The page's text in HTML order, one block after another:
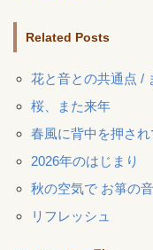
Related Posts
花と音との共通点 /
桜、また来年
春風に背中を押され
2026年のはじまり
秋の空気で お箏の
リフレッシュ